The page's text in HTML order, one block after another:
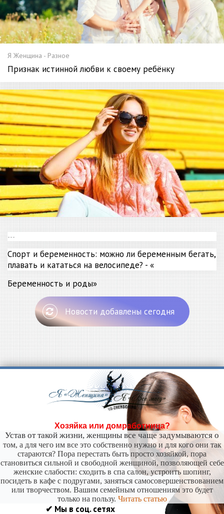
Я Женщина - Разное
Признак истинной любви к своему ребёнку
---
Спорт и беременность: можно ли беременным бегать,
плавать и кататься на велосипеде? - «
Беременность и роды»
Новости добавлены сегодня
Хозяйка или домработница?
Устав от такой жизни, женщины все чаще задумываются о
том, а для чего им все это собственно нужно и для кого они так
стараются? Пора перестать быть просто хозяйкой, пора
становиться сильной и свободной женщиной, позволяющей себе
женские слабости: сходить в спа салон, устроить шопинг,
посидеть в кафе с подругами, заняться самосовершенствованием
или творчеством. Вашим семейным отношениям это будет
только на пользу. Читать статью
✔ Мы в соц. сетях